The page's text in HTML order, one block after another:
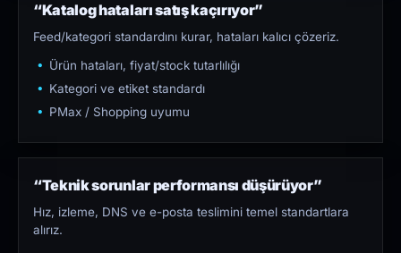
“Katalog hataları satış kaçırıyor”
Feed/kategori standardını kurar, hataları kalıcı çözeriz.
Ürün hataları, fiyat/stock tutarlılığı
Kategori ve etiket standardı
PMax / Shopping uyumu
“Teknik sorunlar performansı düşürüyor”
Hız, izleme, DNS ve e-posta teslimini temel standartlara
alırız.